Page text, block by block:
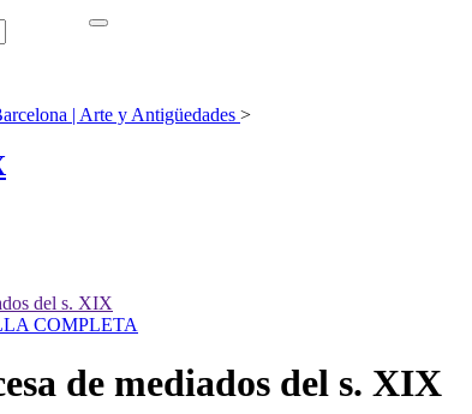
| Arte y Antigüedades >
COMPLETA
de mediados del s. XIX